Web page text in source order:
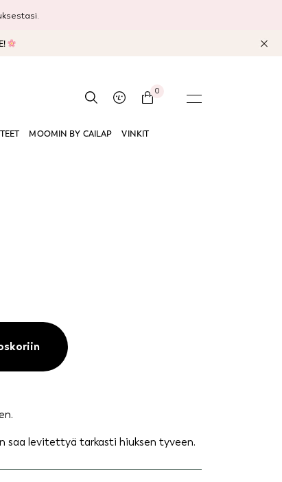
0
MOOMIN BY CAILAP VINKIT
saa levitettyä tarkasti hiuksen tyveen.